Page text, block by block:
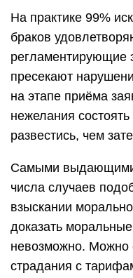
На практике 99%
браков
регламентирующие
пресекают
на этапе приёма
нежелания
развестись, чем
Самыми
числа случаев
взыскании
доказать
невозможно. Можно
страдания с